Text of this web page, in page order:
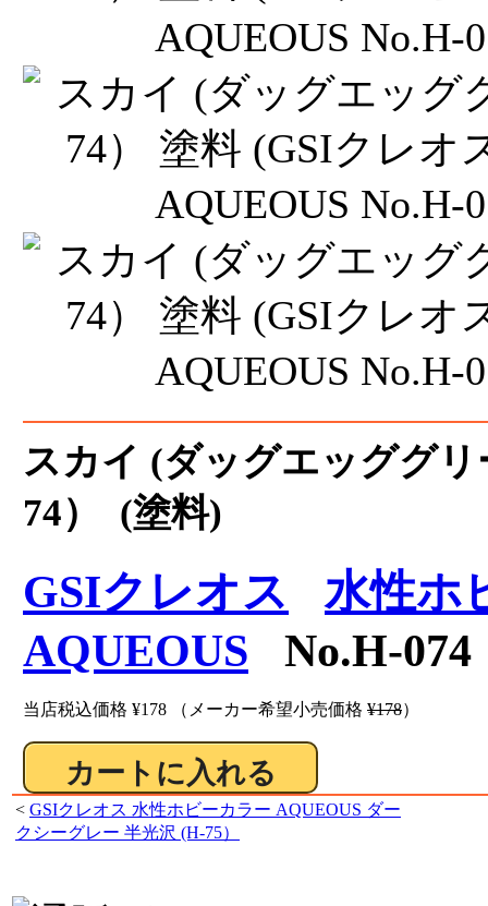
スカイ (ダッグエッググ
74） (塗料)
GSIクレオス
水性ホ
AQUEOUS No.H-074
当店税込価格 ¥178 （メーカー希望小売価格 ¥178）
< GSIクレオス 水性ホビーカラー AQUEOUS ダー
クシーグレー 半光沢 (H-75）